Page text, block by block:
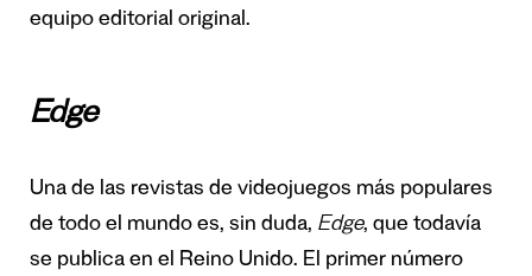
equipo editorial original.
Edge
Una de las revistas de videojuegos más populares
de todo el mundo es, sin duda, Edge, que todavía
se publica en el Reino Unido. El primer número